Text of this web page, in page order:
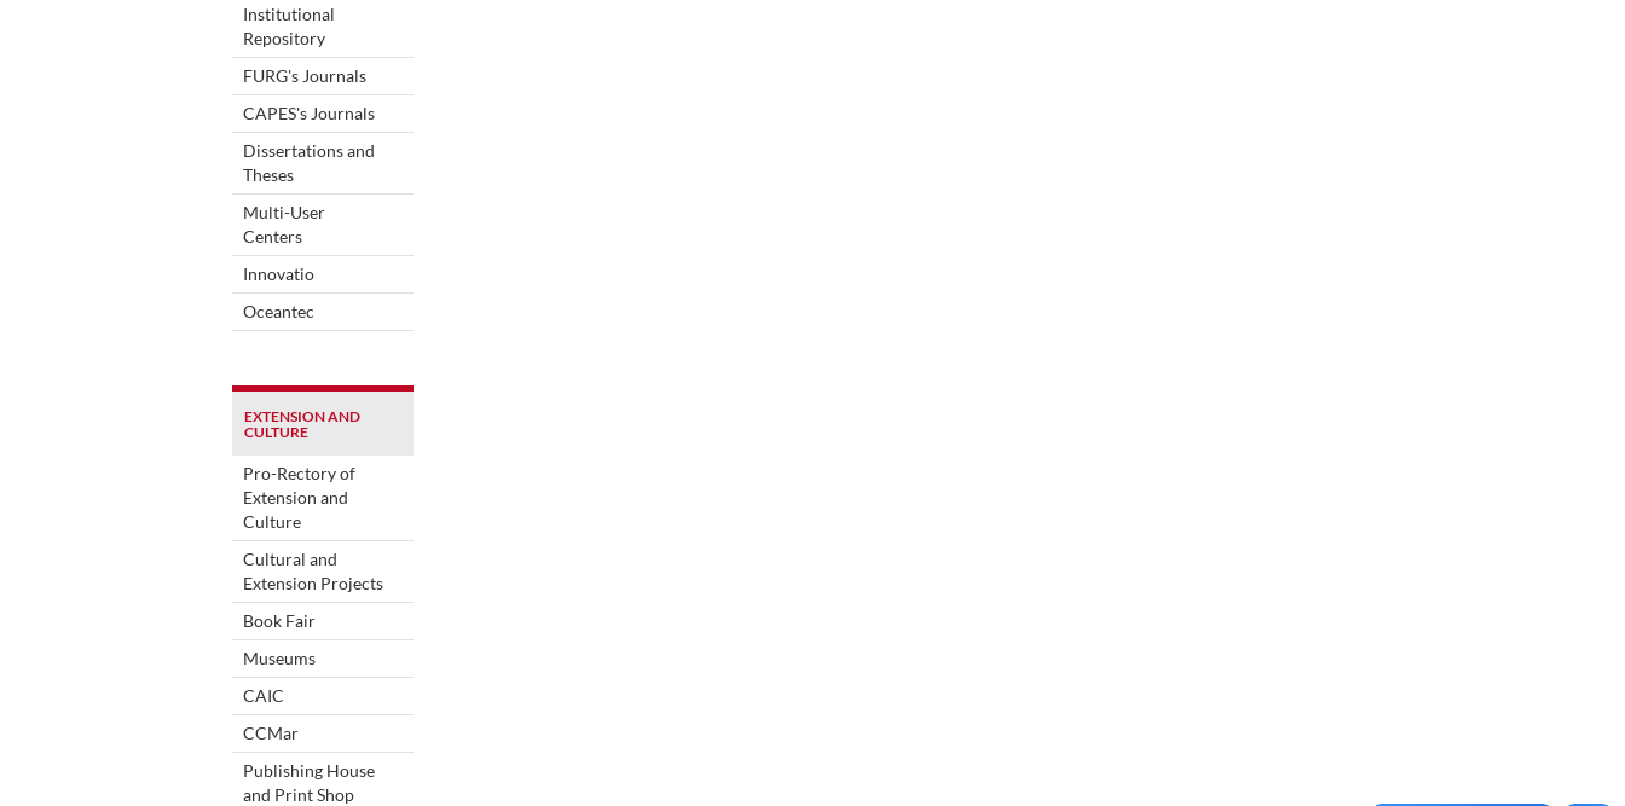
Institutional
Repository
FURG's Journals
CAPES's Journals
Dissertations and
Theses
Multi-User
Centers
Innovatio
Oceantec
EXTENSION AND
CULTURE
Pro-Rectory of
Extension and
Culture
Cultural and
Extension Projects
Book Fair
Museums
CAIC
CCMar
Publishing House
and Print Shop